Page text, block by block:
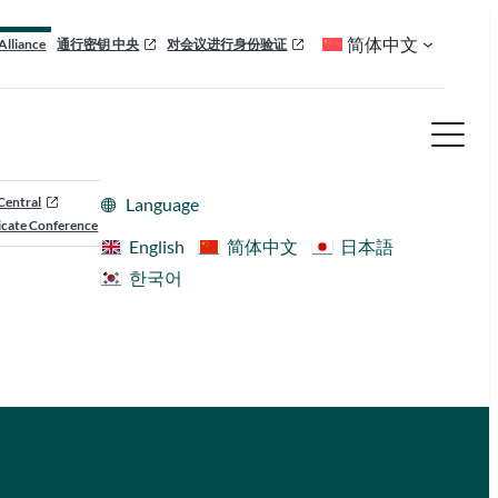
通行密钥 中央 对会议进行身份验证 简体中文
Conference
Language
English
简体中文
日本語
한국어